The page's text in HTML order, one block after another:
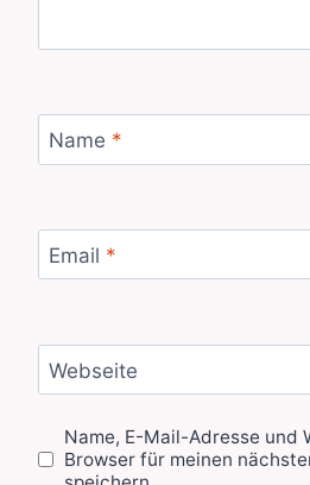
Name *
Email *
Webseite
Name, E-Mail-Adresse und
Browser für meinen